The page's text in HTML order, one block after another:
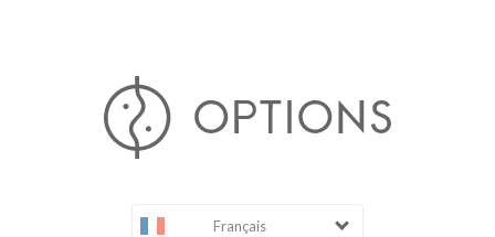
Français